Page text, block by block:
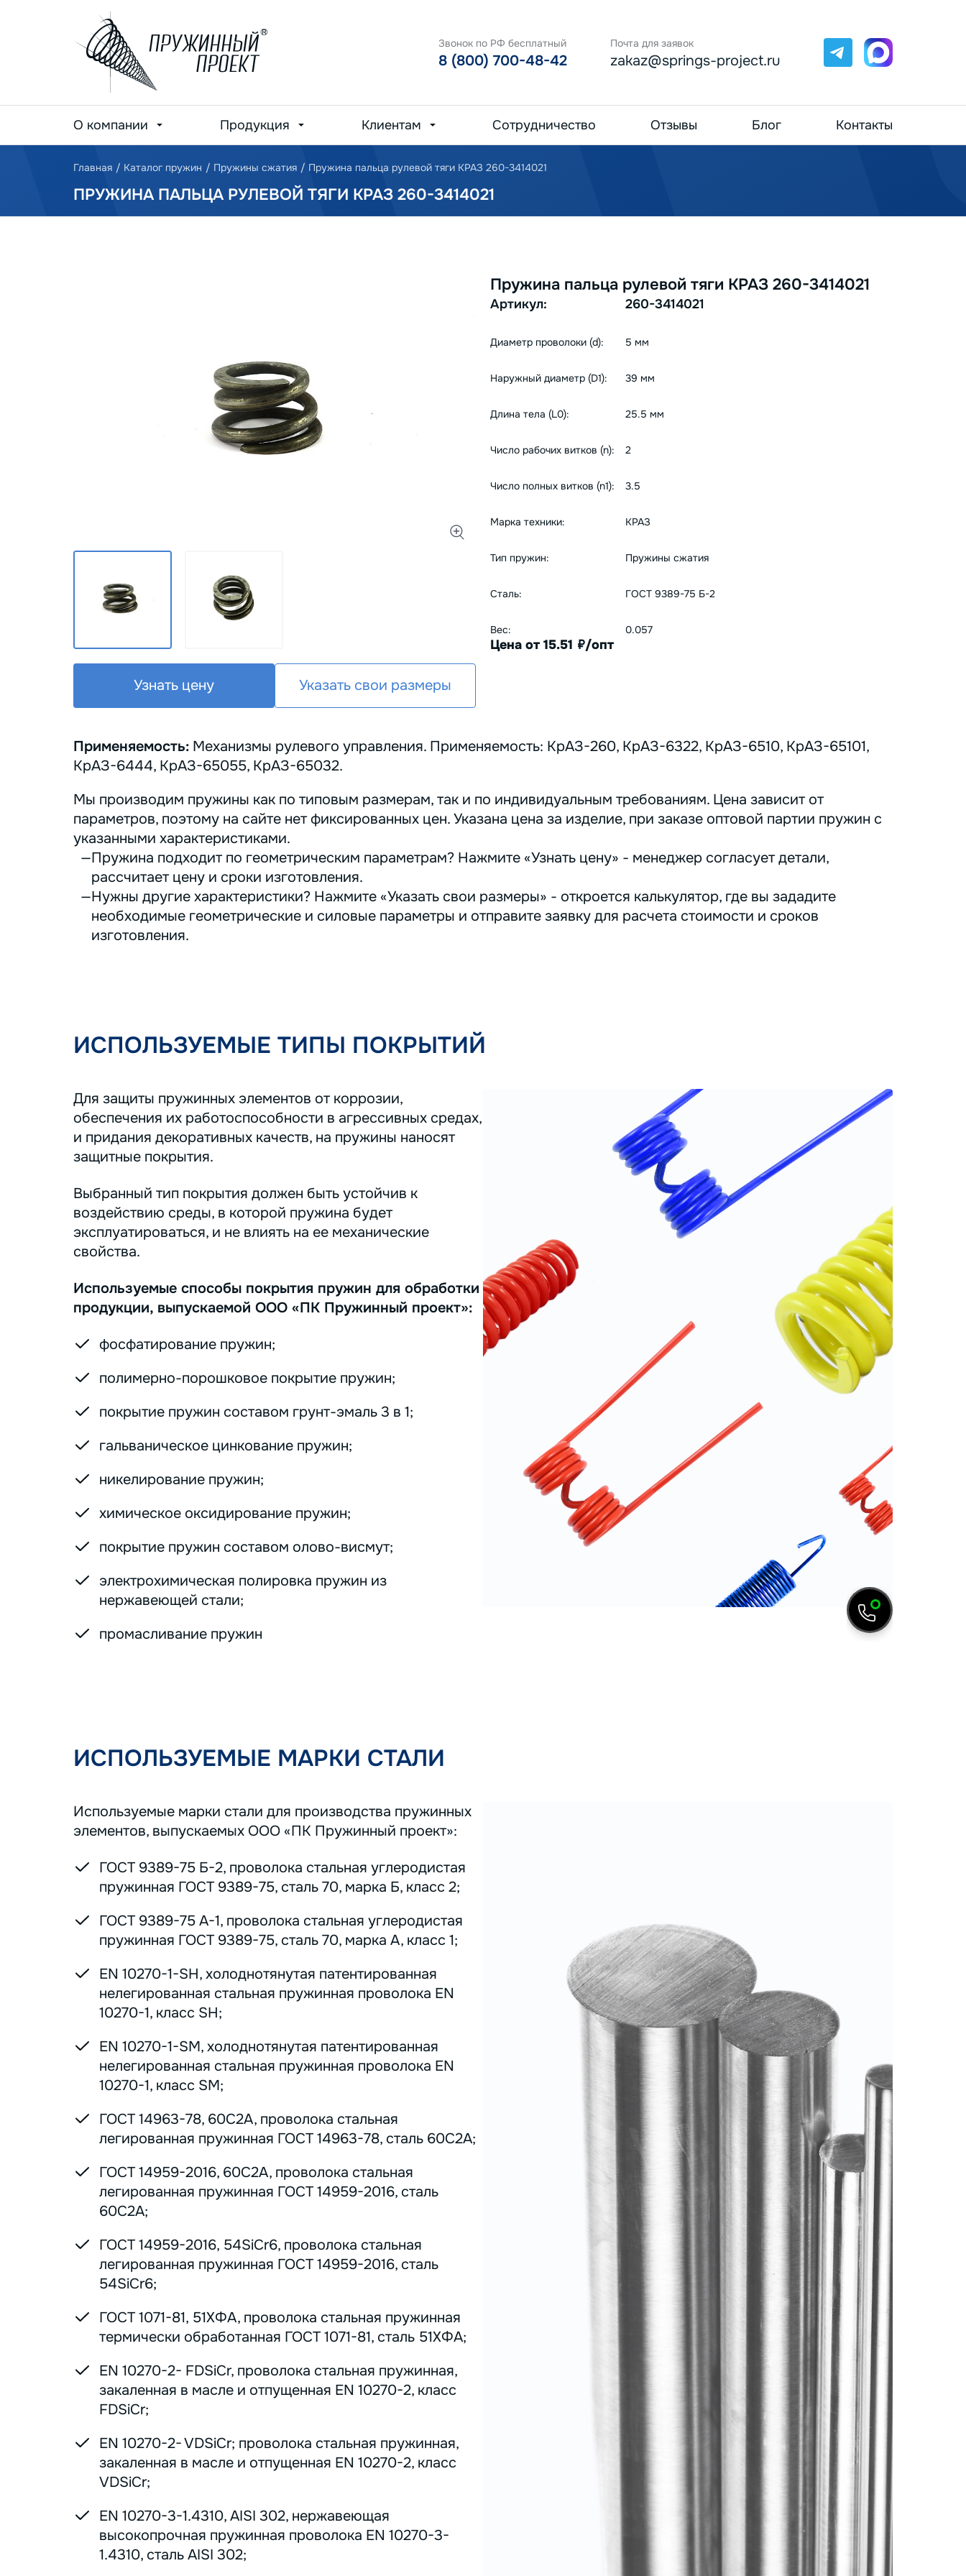
Звонок по РФ бесплатный
8 (800) 700-48-42
Почта для заявок
zakaz@springs-project.ru
Telegram
О компании Продукция Клиентам Сотрудничество Отзывы Блог Контакты
Главная / Каталог пружин / Пружины сжатия / Пружина пальца рулевой тяги КРАЗ 260-3414021
ПРУЖИНА ПАЛЬЦА РУЛЕВОЙ ТЯГИ КРАЗ 260-3414021
Пружина пальца рулевой тяги КРАЗ 260-3414021
Артикул: 260-3414021
Диаметр проволоки (d): 5 мм
Наружный диаметр (D1): 39 мм
Длина тела (L0): 25.5 мм
Число рабочих витков (n): 2
Число полных витков (n1): 3.5
Марка техники: КРАЗ
Тип пружин: Пружины сжатия
Сталь: ГОСТ 9389-75 Б-2
Вес: 0.057
Цена от 15.51 руб./опт
Узнать цену Указать свои размеры
Применяемость: Механизмы рулевого управления. Применяемость: КрАЗ-260, КрАЗ-6322, КрАЗ-6510, КрАЗ-65101,
КрАЗ-6444, КрАЗ-65055, КрАЗ-65032.
Мы производим пружины как по типовым размерам, так и по индивидуальным требованиям. Цена зависит от
параметров, поэтому на сайте нет фиксированных цен. Указана цена за изделие, при заказе оптовой партии пружин с
указанными характеристиками.
Пружина подходит по геометрическим параметрам? Нажмите «Узнать цену» - менеджер согласует детали,
рассчитает цену и сроки изготовления.
Нужны другие характеристики? Нажмите «Указать свои размеры» - откроется калькулятор, где вы зададите
необходимые геометрические и силовые параметры и отправите заявку для расчета стоимости и сроков
изготовления.
ИСПОЛЬЗУЕМЫЕ ТИПЫ ПОКРЫТИЙ
Для защиты пружинных элементов от коррозии,
обеспечения их работоспособности в агрессивных средах,
и придания декоративных качеств, на пружины наносят
защитные покрытия.
Выбранный тип покрытия должен быть устойчив к
воздействию среды, в которой пружина будет
эксплуатироваться, и не влиять на ее механические
свойства.
Используемые способы покрытия пружин для обработки
продукции, выпускаемой ООО «ПК Пружинный проект»:
фосфатирование пружин;
полимерно-порошковое покрытие пружин;
покрытие пружин составом грунт-эмаль 3 в 1;
гальваническое цинкование пружин;
никелирование пружин;
химическое оксидирование пружин;
покрытие пружин составом олово-висмут;
электрохимическая полировка пружин из
нержавеющей стали;
промасливание пружин
ИСПОЛЬЗУЕМЫЕ МАРКИ СТАЛИ
Используемые марки стали для производства пружинных
элементов, выпускаемых ООО «ПК Пружинный проект»:
ГОСТ 9389-75 Б-2, проволока стальная углеродистая
пружинная ГОСТ 9389-75, сталь 70, марка Б, класс 2;
ГОСТ 9389-75 А-1, проволока стальная углеродистая
пружинная ГОСТ 9389-75, сталь 70, марка А, класс 1;
EN 10270-1-SH, холоднотянутая патентированная
нелегированная стальная пружинная проволока EN
10270-1, класс SH;
EN 10270-1-SM, холоднотянутая патентированная
нелегированная стальная пружинная проволока EN
10270-1, класс SM;
ГОСТ 14963-78, 60С2А, проволока стальная
легированная пружинная ГОСТ 14963-78, сталь 60С2А;
ГОСТ 14959-2016, 60С2А, проволока стальная
легированная пружинная ГОСТ 14959-2016, сталь
60С2А;
ГОСТ 14959-2016, 54SiCr6, проволока стальная
легированная пружинная ГОСТ 14959-2016, сталь
54SiCr6;
ГОСТ 1071-81, 51ХФА, проволока стальная пружинная
термически обработанная ГОСТ 1071-81, сталь 51ХФА;
EN 10270-2- FDSiCr, проволока стальная пружинная,
закаленная в масле и отпущенная EN 10270-2, класс
FDSiCr;
EN 10270-2- VDSiCr; проволока стальная пружинная,
закаленная в масле и отпущенная EN 10270-2, класс
VDSiCr;
EN 10270-3-1.4310, AISI 302, нержавеющая
высокопрочная пружинная проволока EN 10270-3-
1.4310, сталь AISI 302;